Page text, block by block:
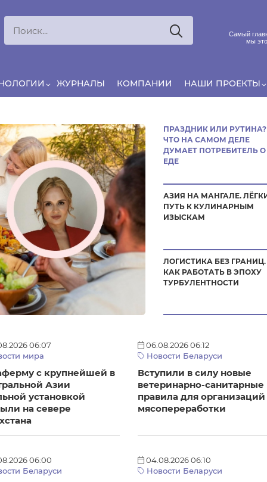
Принято считать, что еда — источник удовольствия, и
Самый
мы
ЖУРНАЛЫ КОМПАНИИ НАШИ ПРОЕКТЫ
ПРАЗДНИК ИЛИ РУТИНА?
ЧТО НА САМОМ ДЕЛЕ
ДУМАЕТ ПОТРЕБИТЕЛЬ О
ЕДЕ
АЗИЯ НА МАНГАЛЕ.
ПУТЬ К КУЛИНАРНЫМ
ИЗЫСКАМ
ЛОГИСТИКА БЕЗ ГРАНИЦ.
КАК РАБОТАТЬ В ЭПОХУ
ТУРБУЛЕНТНОСТИ
06:07
мира
с крупнейшей в
Азии
установкой
на севере
06.08.2026 06:12
Новости Беларуси
Вступили в силу новые
ветеринарно-санитарные
правила для организаций
мясопереработки
06:00
Беларуси
04.08.2026 06:10
Новости Беларуси